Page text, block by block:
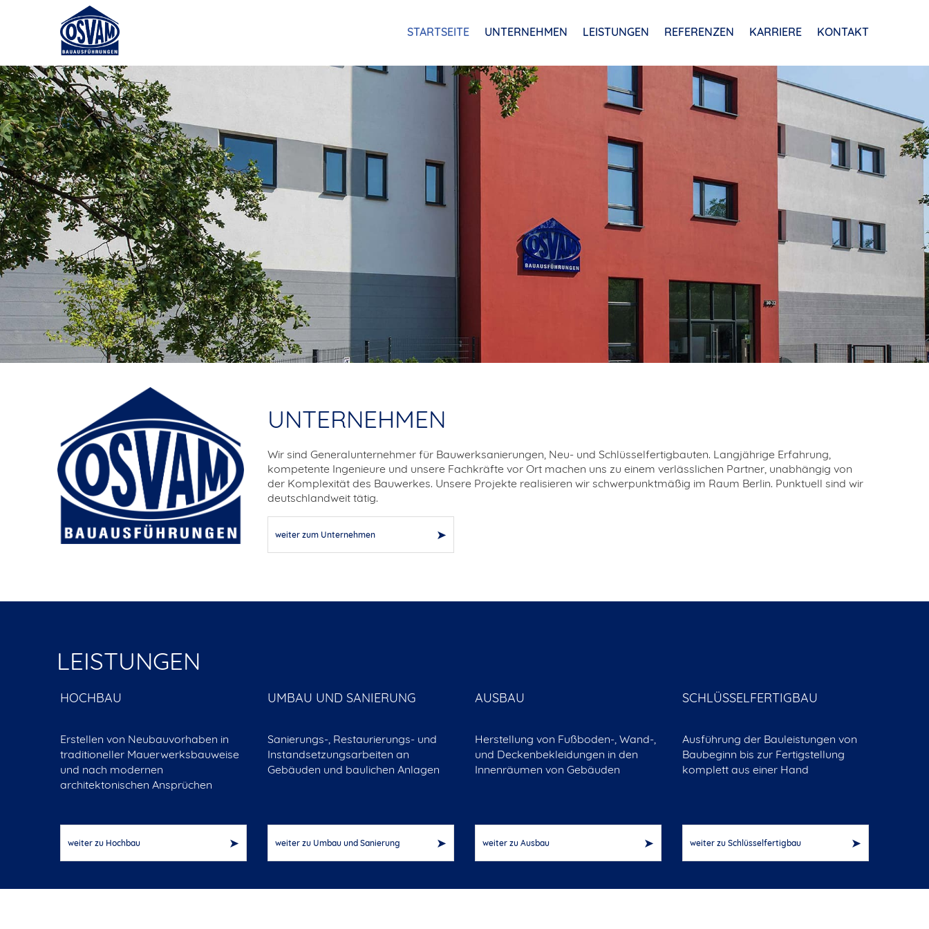
STARTSEITE UNTERNEHMEN LEISTUNGEN REFERENZEN KARRIERE KONTAKT
UNTERNEHMEN
Wir sind Generalunternehmer für Bauwerksanierungen, Neu- und Schlüsselfertigbauten. Langjährige Erfahrung,
kompetente Ingenieure und unsere Fachkräfte vor Ort machen uns zu einem verlässlichen Partner, unabhängig von
der Komplexität des Bauwerkes. Unsere Projekte realisieren wir schwerpunktmäßig im Raum Berlin. Punktuell sind wir
deutschlandweit tätig.
weiter zum Unternehmen
LEISTUNGEN
HOCHBAU
Erstellen von Neubauvorhaben in
traditioneller Mauerwerksbauweise
und nach modernen
architektonischen Ansprüchen
weiter zu Hochbau
UMBAU UND SANIERUNG
Sanierungs-, Restaurierungs- und
Instandsetzungsarbeiten an
Gebäuden und baulichen Anlagen
weiter zu Umbau und Sanierung
AUSBAU
Herstellung von Fußboden-, Wand-,
und Deckenbekleidungen in den
Innenräumen von Gebäuden
weiter zu Ausbau
SCHLÜSSELFERTIGBAU
Ausführung der Bauleistungen von
Baubeginn bis zur Fertigstellung
komplett aus einer Hand
weiter zu Schlüsselfertigbau